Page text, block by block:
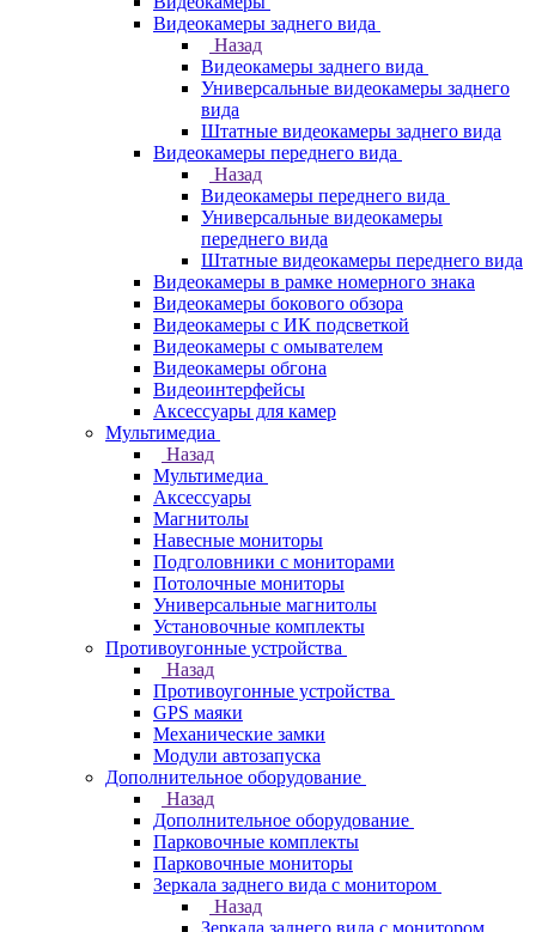
Видеокамеры заднего вида
Назад
Видеокамеры заднего вида
Универсальные видеокамеры заднего
вида
Штатные видеокамеры заднего вида
Видеокамеры переднего вида
Назад
Видеокамеры переднего вида
Универсальные видеокамеры
переднего вида
Штатные видеокамеры переднего вида
Видеокамеры в рамке номерного знака
Видеокамеры бокового обзора
Видеокамеры с ИК подсветкой
Видеокамеры с омывателем
Видеокамеры обгона
Видеоинтерфейсы
Аксессуары для камер
Мультимедиа
Назад
Мультимедиа
Аксессуары
Магнитолы
Навесные мониторы
Подголовники с мониторами
Потолочные мониторы
Универсальные магнитолы
Установочные комплекты
Противоугонные устройства
Назад
Противоугонные устройства
GPS маяки
Механические замки
Модули автозапуска
Дополнительное оборудование
Назад
Дополнительное оборудование
Парковочные комплекты
Парковочные мониторы
Зеркала заднего вида с монитором
Назад
Зеркала заднего вида с монитором